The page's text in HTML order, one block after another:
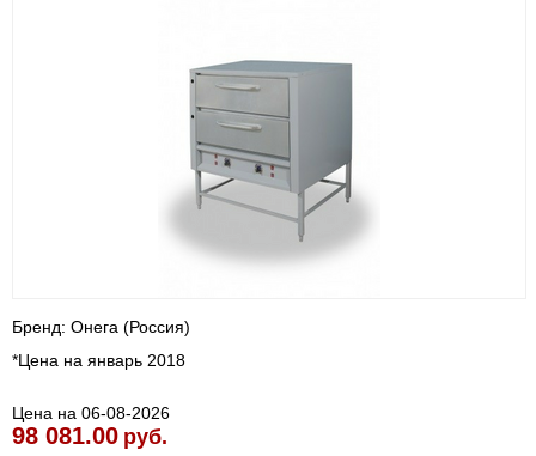
Бренд: Онега (Россия)
*Цена на январь 2018
Цена на 06-08-2026
98 081.00 руб.